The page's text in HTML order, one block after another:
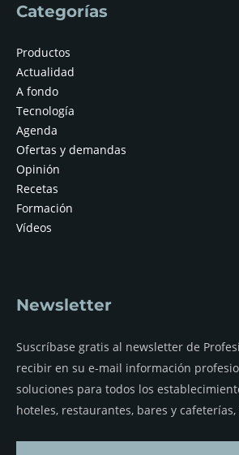
Categorías
Productos
Actualidad
A fondo
Tecnología
Agenda
Ofertas y demandas
Opinión
Recetas
Formación
Vídeos
Newsletter
Suscríbase gratis al newsletter de
recibir en su e-mail información
soluciones para todos los
hoteles, restaurantes, bares y